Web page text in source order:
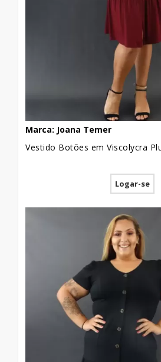
Esse tipo de trabalho
roupas de atacados,
como um complemento
financeiros de alguém e
responsável por todo o
dessa pessoa.
responsável, a revenda
atacado pode se tornar
negócio sólido. Muitas
começaram com a
forma autônoma e se
processo, já optaram
empresas que
mercado atacadista. Isso
o trabalho de pessoas que
no mundo da moda e
começar.
Marca: Joana Temer
Logar-se